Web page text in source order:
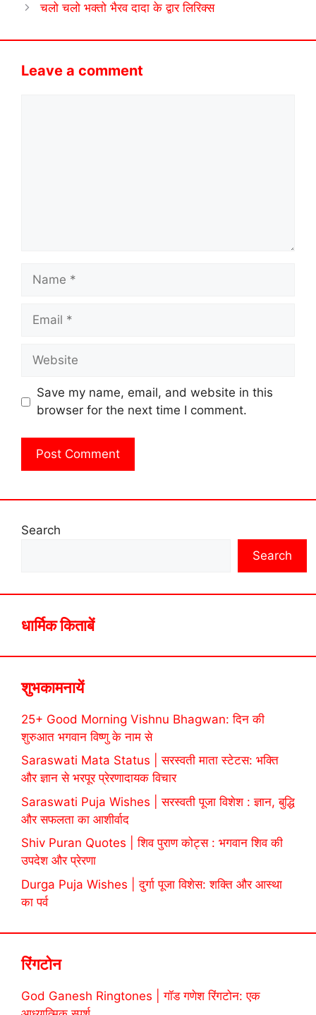
चलो चलो भक्तो भैरव दादा के द्वार लिरिक्स
Leave a comment
Name
Email
Website
Save my name, email, and website in this
browser for the next time I comment.
Search
Search
धार्मिक किताबें
शुभकामनायें
25+ Good Morning Vishnu Bhagwan: दिन की
शुरुआत भगवान विष्णु के नाम से
Saraswati Mata Status | सरस्वती माता स्टेटस: भक्ति
और ज्ञान से भरपूर प्रेरणादायक विचार
Saraswati Puja Wishes | सरस्वती पूजा विशेश : ज्ञान, बुद्धि
और सफलता का आशीर्वाद
Shiv Puran Quotes | शिव पुराण कोट्स : भगवान शिव की
उपदेश और प्रेरणा
Durga Puja Wishes | दुर्गा पूजा विशेस: शक्ति और आस्था
का पर्व
रिंगटोन
God Ganesh Ringtones | गॉड गणेश रिंगटोन: एक